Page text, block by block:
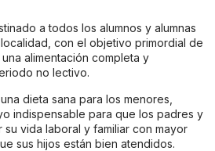
a todos los alumnos y alumnas
con el objetivo primordial de
alimentación completa y
no lectivo.
dieta sana para los menores,
indispensable para que los padres y
vida laboral y familiar con mayor
sus hijos están bien atendidos.